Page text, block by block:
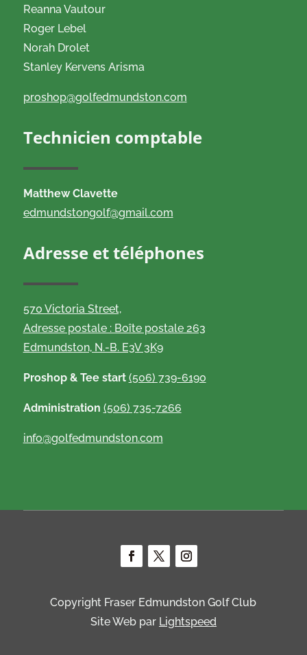
Reanna Vautour
Roger Lebel
Norah Drolet
Stanley Kervens Arisma
proshop@golfedmundston.com
Technicien comptable
Matthew Clavette
edmundstongolf@gmail.com
Adresse et téléphones
570 Victoria Street,
Adresse postale : Boîte postale 263
Edmundston, N.-B. E3V 3K9
Proshop & Tee start (506) 739-6190
Administration (506) 735-7266
info@golfedmundston.com
Copyright Fraser Edmundston Golf Club
Site Web par Lightspeed